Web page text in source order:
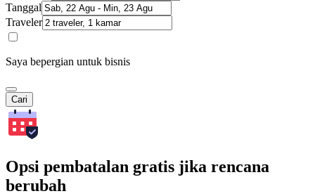
Tanggal
Traveler
Saya bepergian untuk bisnis
Cari
Opsi pembatalan gratis jika rencana
berubah